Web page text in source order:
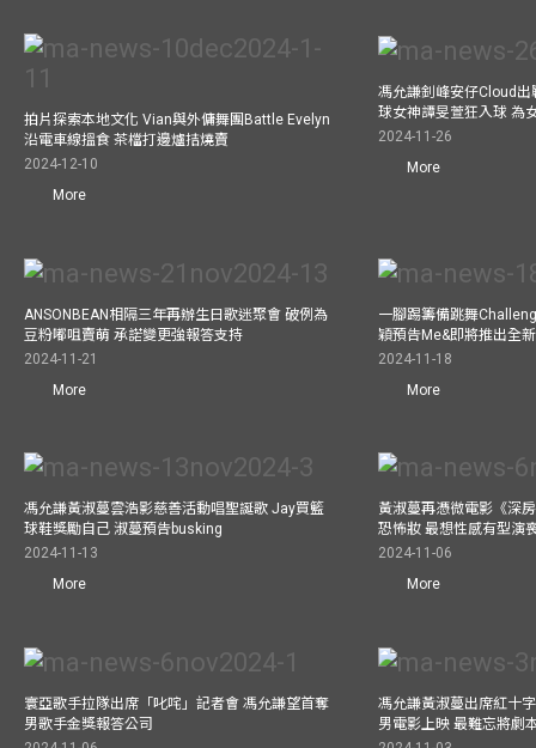
拍片探索本地文化 Vian與外傭舞團Battle Evelyn
沿電車線搵食 茶檔打邊爐拮燒賣
2024-12-10
More
馮允謙釗峰安仔Cloud
球女神譚旻萱狂入球 為
2024-11-26
More
ANSONBEAN相隔三年再辦生日歌迷聚會 破例為
豆粉嘟咀賣萌 承諾變更強報答支持
2024-11-21
More
一腳踢籌備跳舞
穎預告Me&即將推出全
2024-11-18
More
馮允謙黃淑蔓雲浩影慈善活動唱聖誕歌 Jay買籃
球鞋獎勵自己 淑蔓預告busking
2024-11-13
More
黃淑蔓再憑微電影《深
恐怖妝 最想性感有型演
2024-11-06
More
寰亞歌手拉隊出席「叱咤」記者會 馮允謙望首奪
男歌手金獎報答公司
馮允謙黃淑蔓出席紅十
男電影上映 最難忘將劇